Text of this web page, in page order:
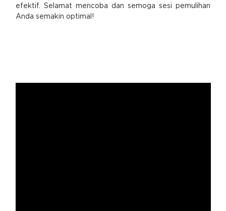
efektif. Selamat mencoba dan semoga sesi pemulihan
Anda semakin optimal!